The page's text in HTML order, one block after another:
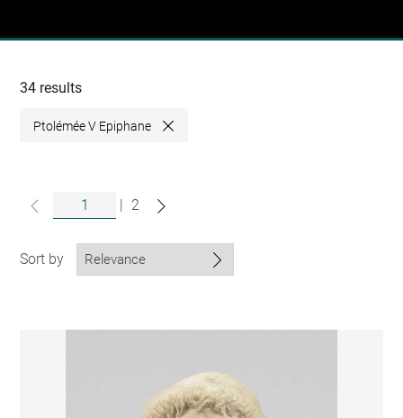
Recherche
collections
34 results
Ptolémée V Epiphane Close
2
Sort by